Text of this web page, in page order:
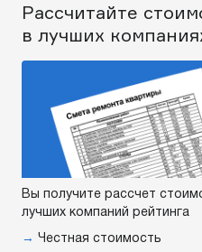
Рассчитайте
в лучших
Вы получите рассчет
лучших компаний рейтинга
→ Честная стоимость